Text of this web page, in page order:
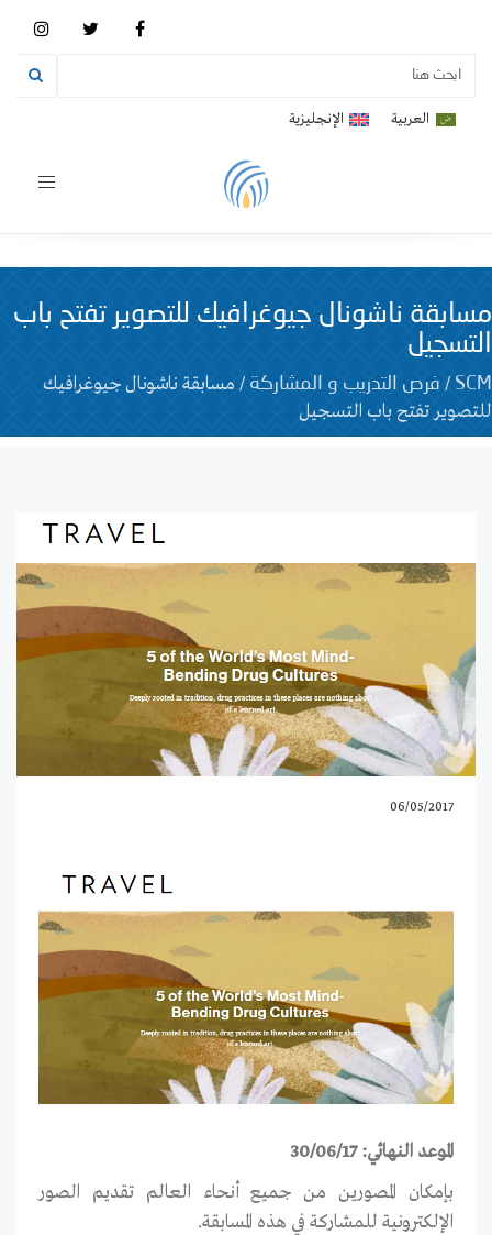
العربية الإنجليزية
Toggle
مسابقة ناشونال جيوغرافيك للتصوير تفتح باب
التسجيل
SCM
/ فرص التدريب و المشاركة / مسابقة ناشونال جيوغرافيك
للتصوير تفتح باب التسجيل
06/05/2017
الموعد النهائي: 30/06/17
بإمكان المصورين من جميع أنحاء العالم تقديم الصور
الإلكترونية للمشاركة في هذه المسابقة.